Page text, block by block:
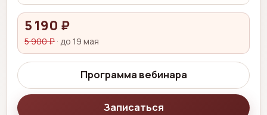
5 190 ₽
5 900 ₽· до 19 мая
Программа вебинара
Записаться